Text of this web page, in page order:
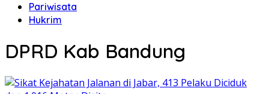
Pariwisata
Hukrim
DPRD Kab Bandung